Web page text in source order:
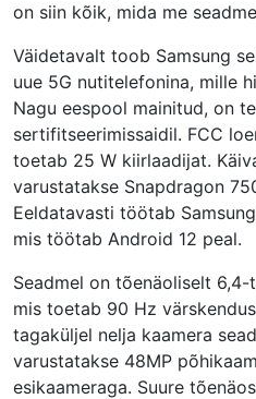
on siin kõik, mida me
Väidetavalt toob Samsung
uue 5G nutitelefonina, mille
Nagu eespool mainitud, on
sertifitseerimissaidil. FCC
toetab 25 W kiirlaadijat.
varustatakse Snapdragon
Eeldatavasti töötab
mis töötab Android 12 peal.
Seadmel on tõenäoliselt 6,4-
mis toetab 90 Hz
tagaküljel nelja kaamera
varustatakse 48MP
esikaameraga. Suure